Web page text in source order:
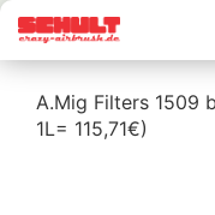
A.Mig Filters 1509
1L= 115,71€)